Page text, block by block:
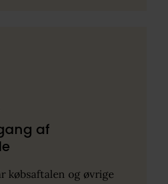
af
købsaftalen og øvrige